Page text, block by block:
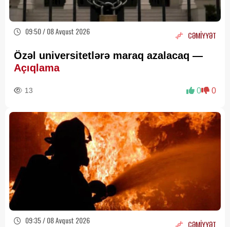
09:50 / 08 Avqust 2026 CƏMİYYƏT
Özəl universitetlərə maraq azalacaq —
Açıqlama
13 0 0
09:35 / 08 Avqust 2026 CƏMİYYƏT